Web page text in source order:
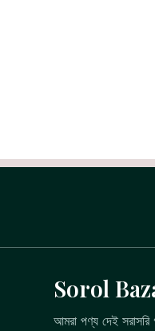
Sorol
আমরা পণ্য দেই সরাসরি